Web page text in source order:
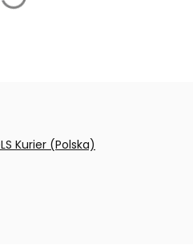
Kurier (Polska)